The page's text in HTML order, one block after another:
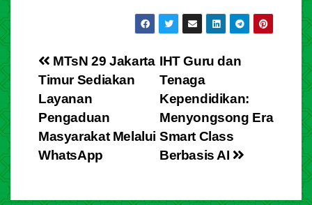
IHT Guru dan
Tenaga
Kependidikan:
Menyongsong Era
Smart Class
Berbasis AI
MTsN 29 Jakarta
Timur Sediakan
Layanan
Pengaduan
Masyarakat Melalui
WhatsApp